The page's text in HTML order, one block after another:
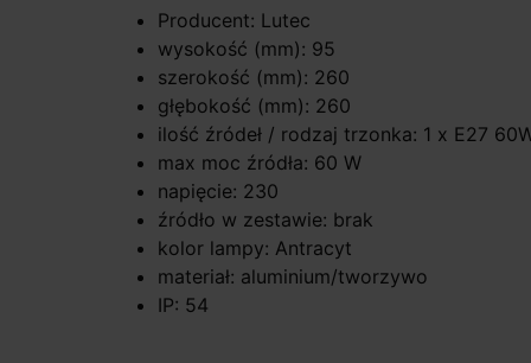
Producent: Lutec
wysokość (mm): 95
szerokość (mm): 260
głębokość (mm): 260
ilość źródeł / rodzaj trzonka: 1 x E27
max moc źródła: 60 W
napięcie: 230
źródło w zestawie: brak
kolor lampy: Antracyt
materiał: aluminium/tworzywo
IP: 54